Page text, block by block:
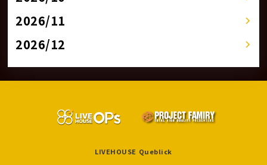
2026/11
2026/12
LIVEHOUSE Queblick